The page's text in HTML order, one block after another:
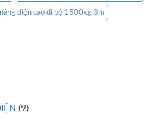
điện cao đi bộ 1500kg 3m
(9)